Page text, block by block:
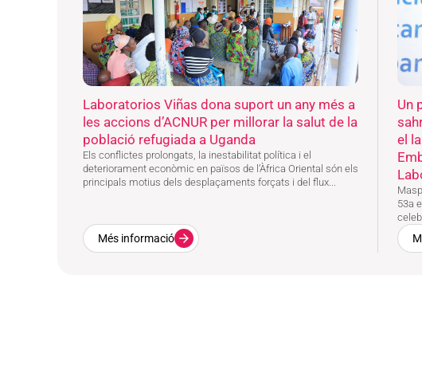
Laboratorios Viñas dona suport un any més a
les accions d’ACNUR per millorar la salut de la
població refugiada a Uganda
Els conflictes prolongats, la inestabilitat política i el
deteriorament econòmic en països de l’Àfrica Oriental són els
principals motius dels desplaçaments forçats i del flux...
Més informació
Un
el
53a